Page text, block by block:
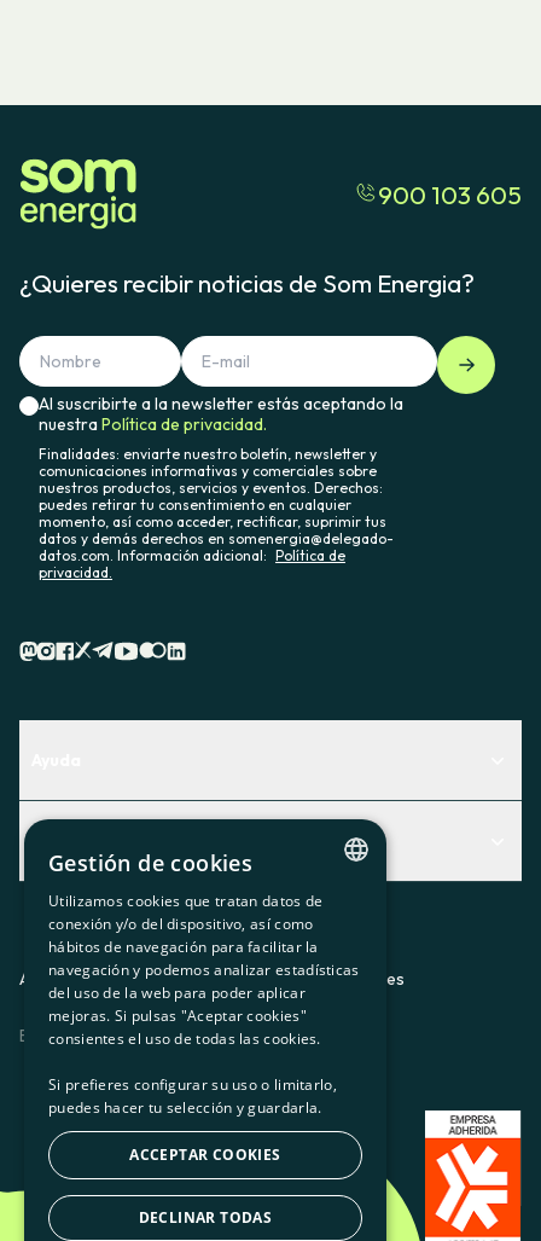
900 103 605
¿Quieres recibir noticias de Som Energia?
Al suscribirte a la newsletter estás aceptando la
nuestraPolítica de privacidad.
Finalidades: enviarte nuestro boletín, newsletter y
comunicaciones informativas y comerciales sobre
nuestros productos, servicios y eventos. Derechos:
puedes retirar tu consentimiento en cualquier
momento, así como acceder, rectificar, suprimir tus
datos y demás derechos en somenergia@delegado-
datos.com. Información adicional: Política de
privacidad.
Descubre qué servicio te encaja mejor
Contacto
Actualidad
El rincón de la socia
Prensa
Trabaja con nosotros
Aviso legalPolítica de privacidadPolítica de cookies
ES CAGLEU
CATALAN
SPANISH
GL
BASQUE
Gestión de cookies
Utilizamos cookies que tratan datos de
conexión y/o del dispositivo, así como
hábitos de navegación para facilitar la
navegación y podemos analizar estadísticas
del uso de la web para poder aplicar
mejoras. Si pulsas "Aceptar cookies"
consientes el uso de todas las cookies.
Si prefieres configurar su uso o limitarlo,
puedes hacer tu selección y guardarla.
ACCEPTAR COOKIES
DECLINAR TODAS